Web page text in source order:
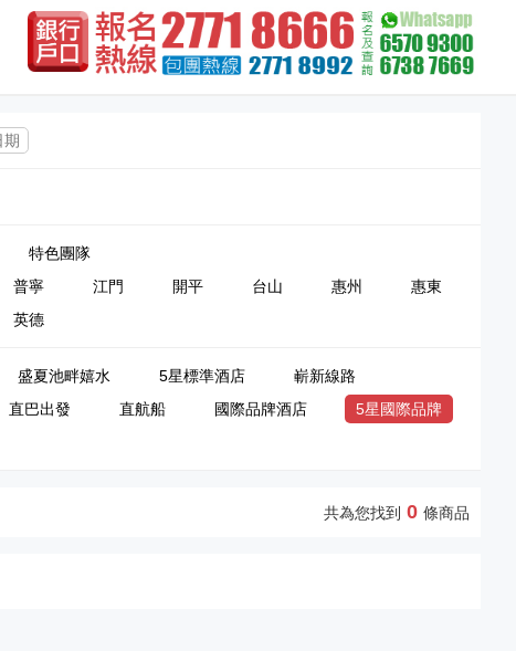
特色團隊
普寧 江門 開平 台山 惠州
惠東
英德
盛夏池畔嬉水 5星標準酒店
嶄新線路
直巴出發 直航船 國際品牌酒店
5星國際品牌
共為您找到 0 條商品